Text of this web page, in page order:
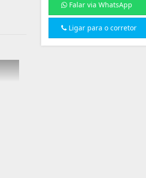
Falar via WhatsApp
Ligar para o corretor